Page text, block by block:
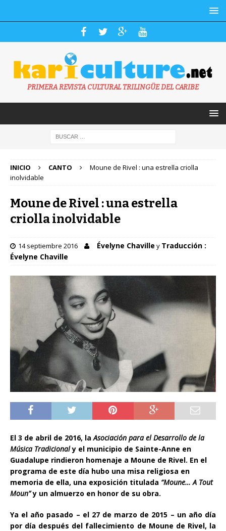
PRIMERA REVISTA CULTURAL TRILINGÜE DEL CARIBE
INICIO CANTO
Moune de Rivel : una estrella criolla
inolvidable
Moune de Rivel : una estrella
criolla inolvidable
14 septiembre 2016 Évelyne Chaville y Traducción :
Évelyne Chaville
El 3 de abril de 2016, laAsociación para el Desarrollo de la
Música Tradicionaly el municipio de Sainte-Anne en
Guadalupe rindieron homenaje a Moune de Rivel. En el
programa de este día hubo una misa religiosa en
memoria de ella, una exposición titulada “Moune… A Tout
Moun”y un almuerzo en honor de su obra.
Ya el año pasado – el 27 de marzo de 2015 – un año día
por día después del fallecimiento de Moune de Rivel, la